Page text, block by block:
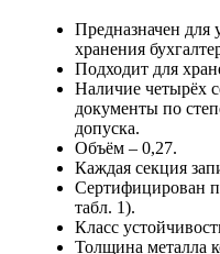
Предназначен для
хранения
Подходит для
Наличие четырёх
документы по
допуска.
Объём – 0,27.
Каждая секция
Сертифицирован
табл. 1).
Класс
Толщина металла